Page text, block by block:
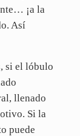
¡a la
Así
si el lóbulo
llenado
Si la
puede